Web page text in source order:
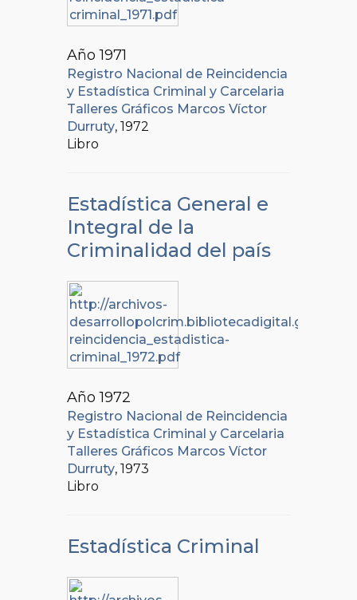
Año 1971
Registro Nacional de Reincidencia
y Estadística Criminal y Carcelaria
Talleres Gráficos Marcos Víctor
Durruty, 1972
Libro
Estadística General e
Integral de la
Criminalidad del país
Año 1972
Registro Nacional de Reincidencia
y Estadística Criminal y Carcelaria
Talleres Gráficos Marcos Víctor
Durruty, 1973
Libro
Estadística Criminal